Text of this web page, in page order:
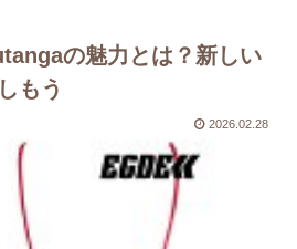
の魅力とは？新しい
もう
2026.02.28